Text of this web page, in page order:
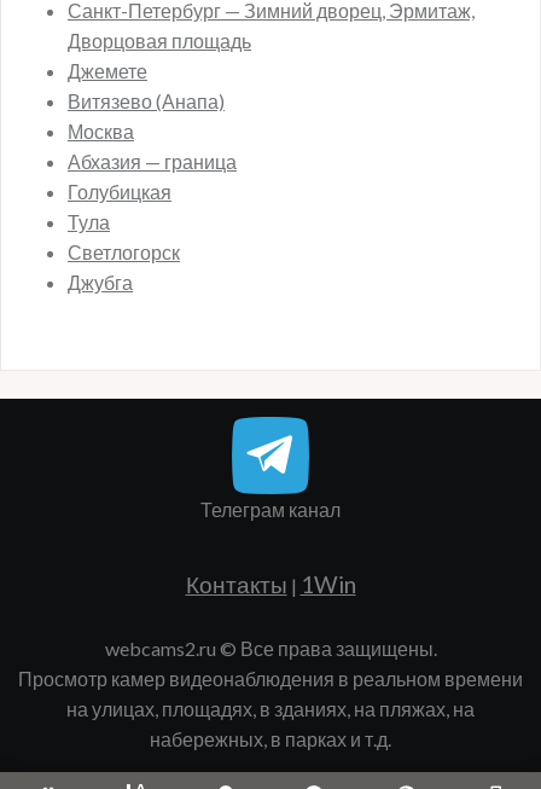
Телеграм канал
Контакты | 1Win
webcams2.ru © Все права защищены.
Просмотр камер видеонаблюдения в реальном времени
на улицах, площадях, в зданиях, на пляжах, на
набережных, в парках и т.д.